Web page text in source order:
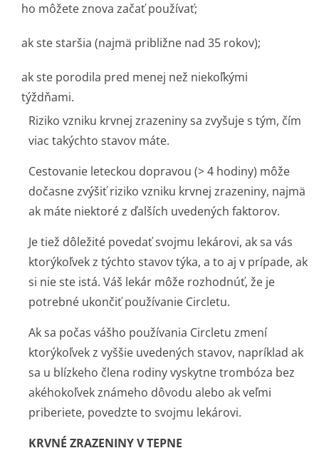
ho môžete znova začať používať;
ak ste staršia (najmä približne nad 35 rokov);
ak ste porodila pred menej než niekoľkými
týždňami.
Riziko vzniku krvnej zrazeniny sa zvyšuje s tým, čím
viac takýchto stavov máte.
Cestovanie leteckou dopravou (> 4 hodiny) môže
dočasne zvýšiť riziko vzniku krvnej zrazeniny, najmä
ak máte niektoré z ďalších uvedených faktorov.
Je tiež dôležité povedať svojmu lekárovi, ak sa vás
ktorýkoľvek z týchto stavov týka, a to aj v prípade, ak
si nie ste istá. Váš lekár môže rozhodnúť, že je
potrebné ukončiť používanie Circletu.
Ak sa počas vášho používania Circletu zmení
ktorýkoľvek z vyššie uvedených stavov, napríklad ak
sa u blízkeho člena rodiny vyskytne trombóza bez
akéhokoľvek známeho dôvodu alebo ak veľmi
priberiete, povedzte to svojmu lekárovi.
KRVNÉ ZRAZENINY V TEPNE